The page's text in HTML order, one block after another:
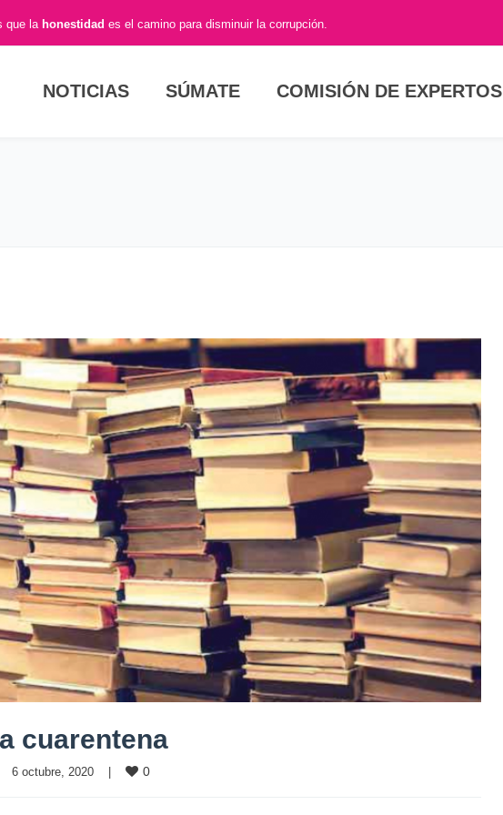
que la honestidad es el camino para disminuir la corrupción.
NOTICIAS SÚMATE COMISIÓN DE EXPERTOS
cuarentena
6 octubre, 2020 0